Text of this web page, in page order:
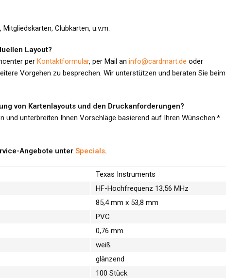
Clubkarten, u.v.m.
Layout?
per Kontaktformular, per Mail an info@cardmart.de oder
Vorgehen zu besprechen. Wir unterstützen und beraten Sie
von Kartenlayouts und den Druckanforderungen?
und unterbreiten Ihnen Vorschläge basierend auf Ihren Wünschen.*
Angebote unter Specials.
Texas Instruments
HF-Hochfrequenz 13,56 MHz
85,4 mm x 53,8 mm
PVC
0,76 mm
weiß
glänzend
100 Stück